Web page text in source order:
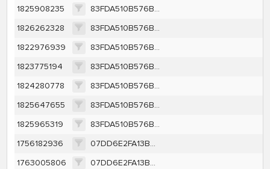
1825908235
83FDA510B576BD7E1E10EE58897976CC3EAE1AFFC0A20F63FD18C910B5F7C002
1826262328
83FDA510B576BD7E1E10EE58897976CC3EAE1AFFC0A20F63FD18C910B5F7C002
1822976939
83FDA510B576BD7E1E10EE58897976CC3EAE1AFFC0A20F63FD18C910B5F7C002
1823775194
83FDA510B576BD7E1E10EE58897976CC3EAE1AFFC0A20F63FD18C910B5F7C002
1824280778
83FDA510B576BD7E1E10EE58897976CC3EAE1AFFC0A20F63FD18C910B5F7C002
1825647655
83FDA510B576BD7E1E10EE58897976CC3EAE1AFFC0A20F63FD18C910B5F7C002
1825965319
83FDA510B576BD7E1E10EE58897976CC3EAE1AFFC0A20F63FD18C910B5F7C002
1756182936
07DD6E2FA13B811BA4CC53C718858676502DC0A4FA6524E7EFCC7E2A0AFADBA4
1763005806
07DD6E2FA13B811BA4CC53C718858676502DC0A4FA6524E7EFCC7E2A0AFADBA4